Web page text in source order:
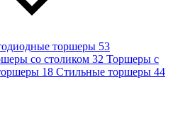
торшеры 53
со столиком 32 Торшеры с
18 Стильные торшеры 44